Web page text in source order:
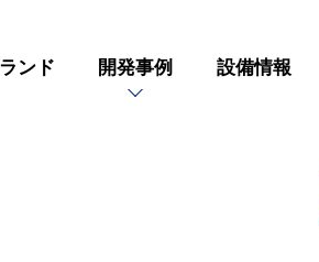
ンド 開発事例 設備情報